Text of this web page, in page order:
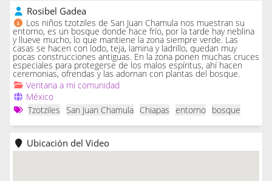
Rosibel Gadea
Los niños tzotziles de San Juan Chamula nos muestran su
entorno, es un bosque donde hace frío, por la tarde hay neblina
y llueve mucho, lo que mantiene la zona siempre verde. Las
casas se hacen con lodo, teja, lamina y ladrillo, quedan muy
pocas construcciones antiguas. En la zona ponen muchas cruces
especiales para protegerse de los malos espíritus, ahí hacen
ceremonias, ofrendas y las adornan con plantas del bosque.
Ventana a mi comunidad
México
Tzotziles
San Juan Chamula Chiapas entorno bosque
Ubicación del Video